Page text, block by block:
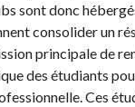
sont donc
consolider un
principale de
des étudiants
Ces